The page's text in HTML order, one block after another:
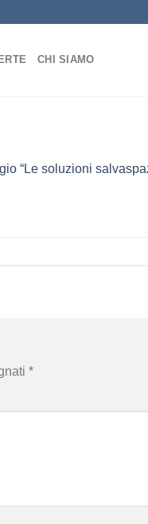
CHI SIAMO
“Le soluzioni
*